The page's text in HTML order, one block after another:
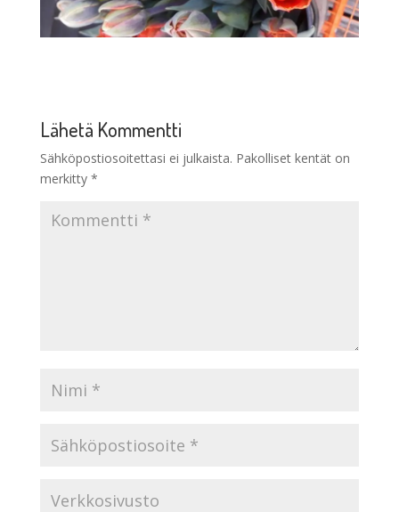
Lähetä Kommentti
Sähköpostiosoitettasi ei julkaista. Pakolliset kentät on
merkitty *